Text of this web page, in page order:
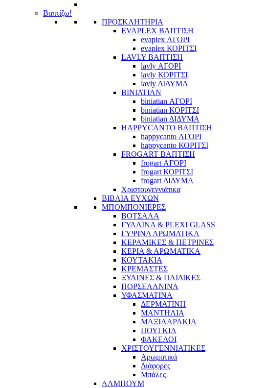
Βαπτίζω!
ΠΡΟΣΚΛΗΤΗΡΙΑ
EVAPLEX ΒΑΠΤΙΣΗ
evaplex ΑΓΟΡΙ
evaplex ΚΟΡΙΤΣΙ
LAVLY ΒΑΠΤΙΣΗ
lavly ΑΓΟΡΙ
lavly ΚΟΡΙΤΣΙ
lavly ΔΙΔΥΜΑ
BINIATIAN
biniatian ΑΓΟΡΙ
biniatian ΚΟΡΙΤΣΙ
biniatian ΔΙΔΥΜΑ
HAPPYCANTO ΒΑΠΤΙΣΗ
happycanto ΑΓΟΡΙ
happycanto ΚΟΡΙΤΣΙ
FROGART ΒΑΠΤΙΣΗ
frogart ΑΓΟΡΙ
frogart ΚΟΡΙΤΣΙ
frogart ΔΙΔΥΜΑ
Χριστουγεννιάτικα
ΒΙΒΛΙΑ ΕΥΧΩΝ
ΜΠΟΜΠΟΝΙΕΡΕΣ
ΒΟΤΣΑΛΑ
ΓΥΑΛΙΝΑ & PLEXI GLASS
ΓΥΨΙΝΑ ΑΡΩΜΑΤΙΚΑ
ΚΕΡΑΜΙΚΕΣ & ΠΕΤΡΙΝΕΣ
ΚΕΡΙΑ & ΑΡΩΜΑΤΙΚΑ
ΚΟΥΤΑΚΙΑ
ΚΡΕΜΑΣΤΕΣ
ΞΥΛΙΝΕΣ & ΠΑΙΔΙΚΕΣ
ΠΟΡΣΕΛΑΝΙΝΑ
ΥΦΑΣΜΑΤΙΝA
ΔΕΡΜΑΤΙΝΗ
ΜΑΝΤΗΛΙΑ
ΜΑΞΙΛΑΡΑΚΙΑ
ΠΟΥΓΚΙΑ
ΦΑΚΕΛΟΙ
ΧΡΙΣΤΟΥΓΕΝΝΙΑΤΙΚΕΣ
Αρωματικά
Διάφορες
Μπάλες
ΑΛΜΠΟΥΜ